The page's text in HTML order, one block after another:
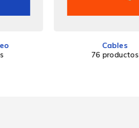
Cables
76 productos